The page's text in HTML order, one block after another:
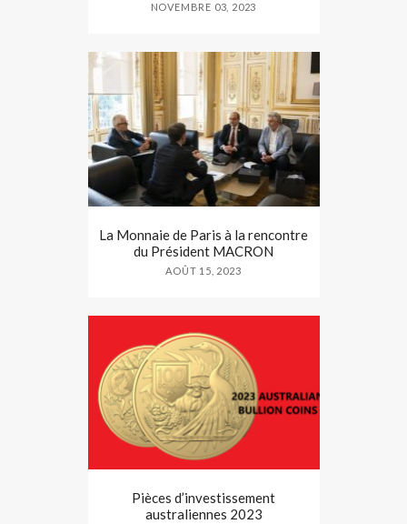
NOVEMBRE 03, 2023
La Monnaie de Paris à la rencontre
du Président MACRON
AOÛT 15, 2023
Pièces d’investissement
australiennes 2023